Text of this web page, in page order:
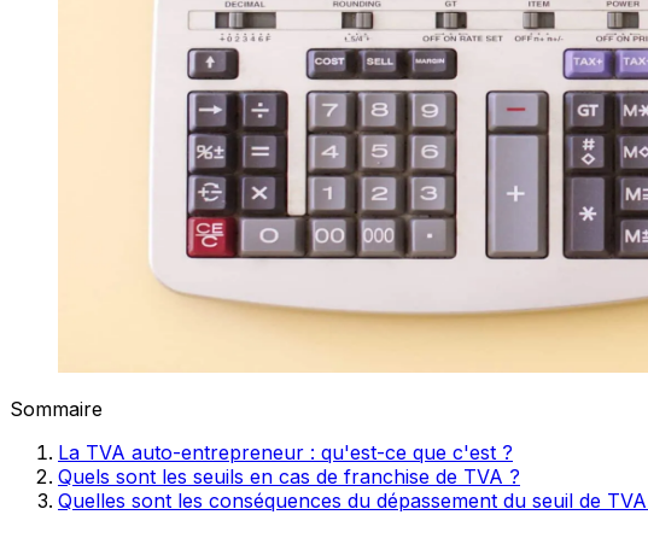
Sommaire
La TVA auto-entrepreneur : qu'est-ce que c'est ?
Quels sont les seuils en cas de franchise de TVA ?
Quelles sont les conséquences du dépassement du seuil de